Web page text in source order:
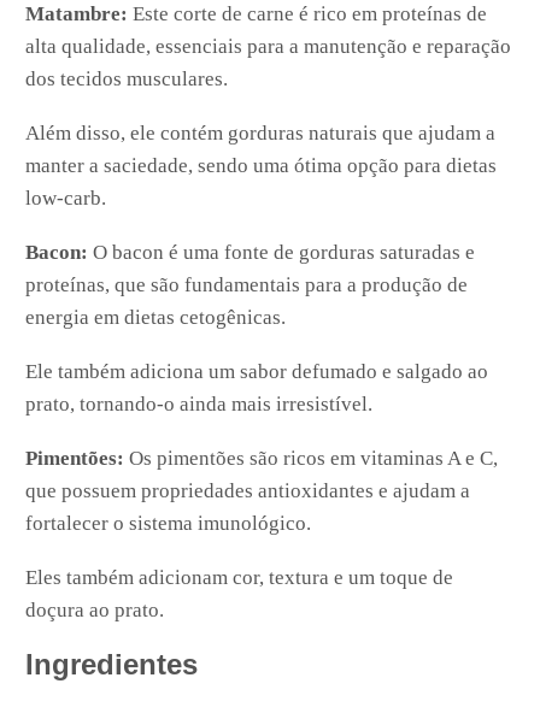
Matambre: Este corte de carne é rico em proteínas de
alta qualidade, essenciais para a manutenção e reparação
dos tecidos musculares.
Além disso, ele contém gorduras naturais que ajudam a
manter a saciedade, sendo uma ótima opção para dietas
low-carb.
Bacon: O bacon é uma fonte de gorduras saturadas e
proteínas, que são fundamentais para a produção de
energia em dietas cetogênicas.
Ele também adiciona um sabor defumado e salgado ao
prato, tornando-o ainda mais irresistível.
Pimentões: Os pimentões são ricos em vitaminas A e C,
que possuem propriedades antioxidantes e ajudam a
fortalecer o sistema imunológico.
Eles também adicionam cor, textura e um toque de
doçura ao prato.
Ingredientes